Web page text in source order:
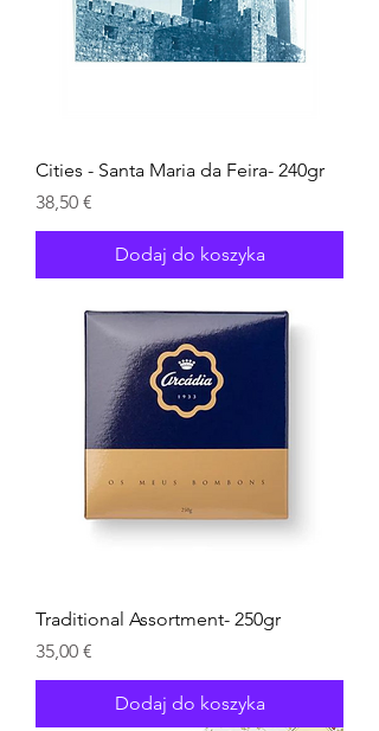
Cities - Santa Maria da Feira- 240gr
Cena
38,50 €
Dodaj do koszyka
Traditional Assortment- 250gr
Cena
35,00 €
Dodaj do koszyka